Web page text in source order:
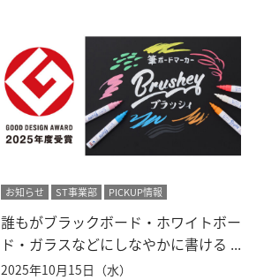
お知らせ ST事業部 PICKUP情報
誰もがブラックボード・ホワイトボー
ド・ガラスなどにしなやかに書ける ...
2025年10月15日（水）